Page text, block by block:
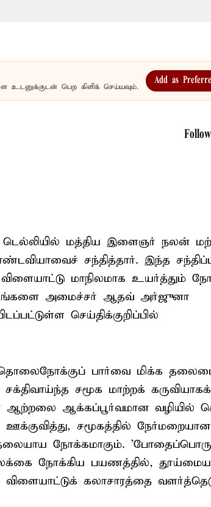
உடனுக்குடன் பெற கிளிக் செய்யவும்.
Add as
மத்திய இளைஞர் நலன்
சந்தித்தார். இந்த
மாநிலமாக உயர்த்தும்
அமைச்சர் ஆதவ் அர்ஜுனா
செய்திக்குறிப்பில்
பார்வை மிக்க
சமூக மாற்றக் கருவியாகக்
ஆற்றலை ஆக்கப்பூர்வமான வழியில்
சமூகத்தில் நேர்மறையான
நோக்கமாகும்.
நோக்கிய பயணத்தில்,
கலாசாரத்தை